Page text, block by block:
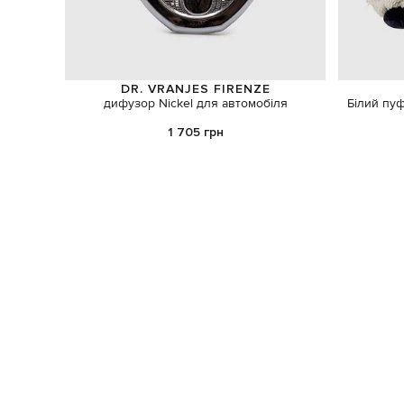
DR. VRANJES FIRENZE
дифузор Nickel для автомобіля
1 705 грн
Білий